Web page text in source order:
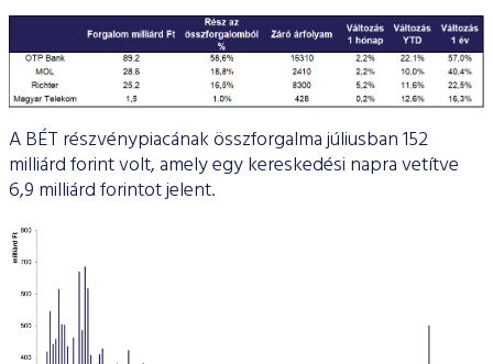
A BÉT részvénypiacának összforgalma júliusban 152
milliárd forint volt, amely egy kereskedési napra vetítve
6,9 milliárd forintot jelent.